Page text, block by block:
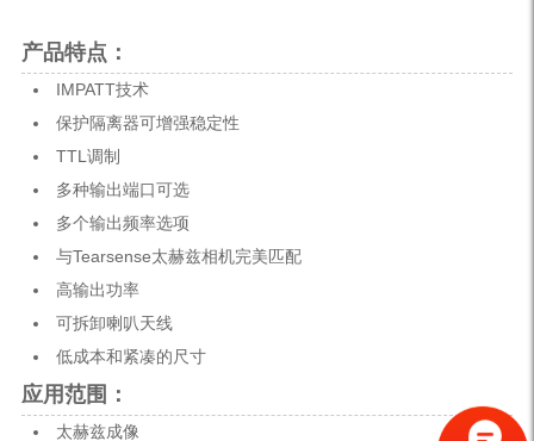
产品特点：
IMPATT技术
保护隔离器可增强稳定性
TTL调制
多种输出端口可选
多个输出频率选项
与Tearsense太赫兹相机完美匹配
高输出功率
可拆卸喇叭天线
低成本和紧凑的尺寸
应用范围：
太赫兹成像